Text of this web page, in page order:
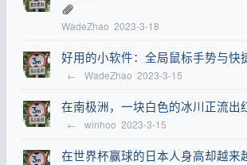
WadeZhao 2023-3-18
好用的小软件：全局鼠标手势与快
← WadeZhao 2023-3-15
在南极洲，一块白色的冰川正流出
← winhoo 2023-3-15
在世界杯赢球的日本人身高却越来